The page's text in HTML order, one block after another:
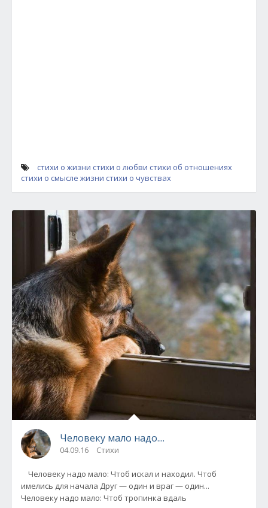
стихи о жизни стихи о любви стихи об отношениях
стихи о смысле жизни стихи о чувствах
Человеку мало надо....
04.09.16 Стихи
Человеку надо мало: Чтоб искал и находил. Чтоб
имелись для начала Друг — один и враг — один...
Человеку надо мало: Чтоб тропинка вдаль